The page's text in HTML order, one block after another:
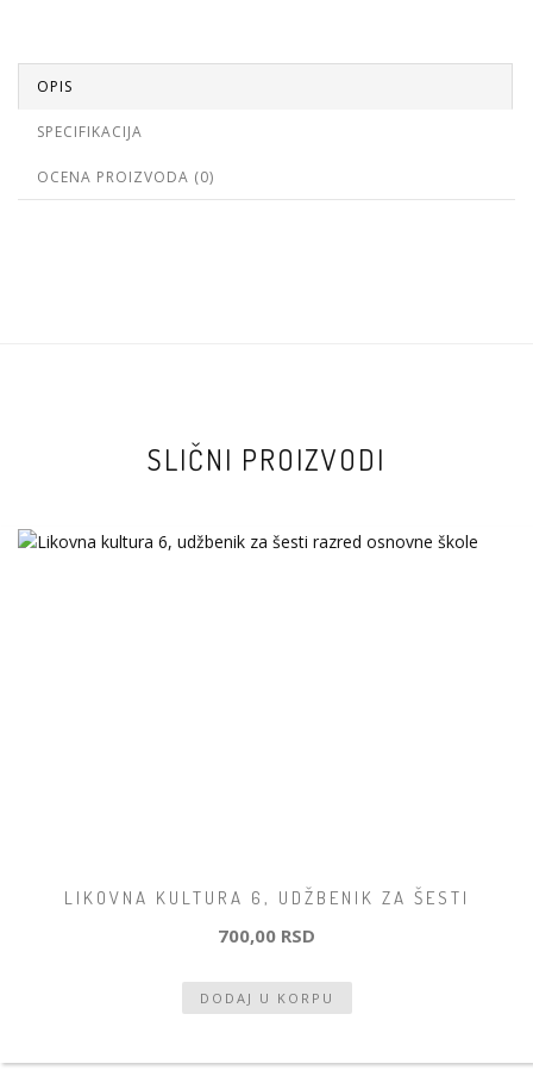
OPIS
SPECIFIKACIJA
OCENA PROIZVODA (0)
SLIČNI PROIZVODI
LIKOVNA KULTURA 6, UDŽBENIK ZA ŠESTI
700,00 RSD